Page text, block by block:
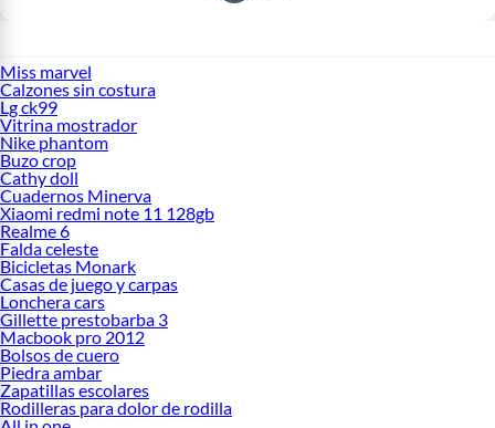
Miss marvel
Calzones sin costura
Lg ck99
Vitrina mostrador
Nike phantom
Buzo crop
Cathy doll
Cuadernos Minerva
Xiaomi redmi note 11 128gb
Realme 6
Falda celeste
Bicicletas Monark
Casas de juego y carpas
Lonchera cars
Gillette prestobarba 3
Macbook pro 2012
Bolsos de cuero
Piedra ambar
Zapatillas escolares
Rodilleras para dolor de rodilla